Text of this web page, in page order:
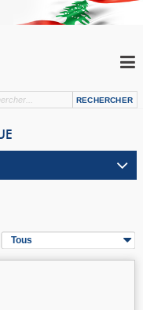
Tous